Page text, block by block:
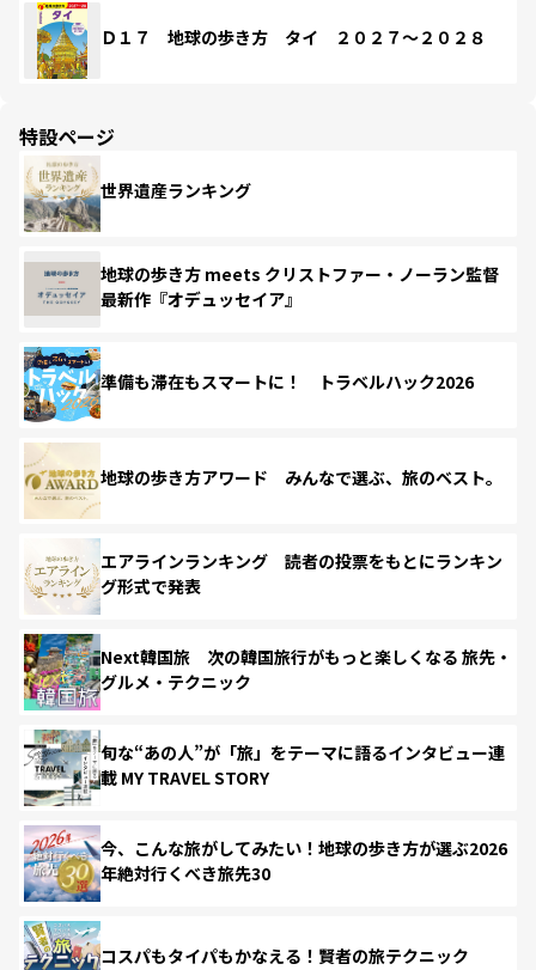
Ｄ１７ 地球の歩き方 タイ ２０２７～２０２８
特設ページ
世界遺産ランキング
地球の歩き方 meets クリストファー・ノーラン監督
最新作『オデュッセイア』
準備も滞在もスマートに！ トラベルハック2026
地球の歩き方アワード みんなで選ぶ、旅のベスト。
エアラインランキング 読者の投票をもとにランキン
グ形式で発表
Next韓国旅 次の韓国旅行がもっと楽しくなる 旅先・
グルメ・テクニック
旬な“あの人”が「旅」をテーマに語るインタビュー連
載 MY TRAVEL STORY
今、こんな旅がしてみたい！地球の歩き方が選ぶ2026
年絶対行くべき旅先30
コスパもタイパもかなえる！賢者の旅テクニック